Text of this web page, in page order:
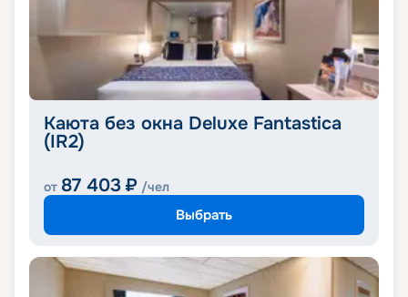
Каюта без окна Deluxe Fantastica
(IR2)
от 87 403 ₽ /чел
Выбрать